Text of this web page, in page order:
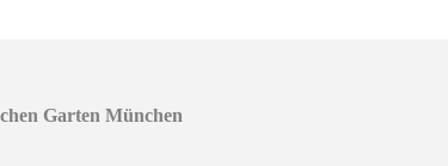
Garten München